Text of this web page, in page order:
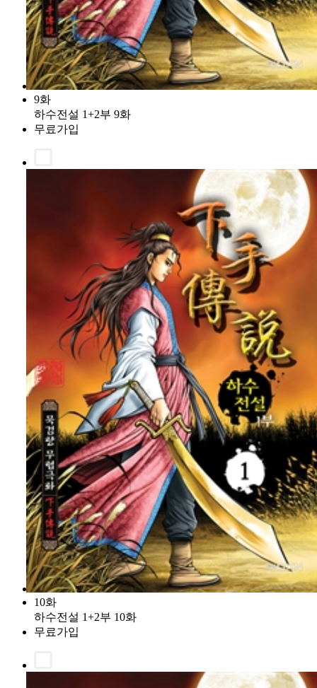
9화
하수전설 1+2부 9화
무료가입
10화
하수전설 1+2부 10화
무료가입